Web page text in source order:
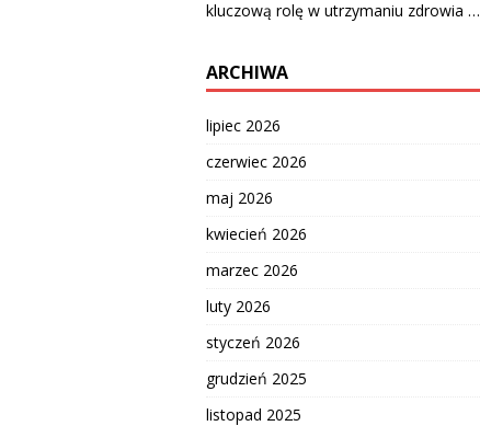
kluczową rolę w utrzymaniu zdrowia …
ARCHIWA
lipiec 2026
czerwiec 2026
maj 2026
kwiecień 2026
marzec 2026
luty 2026
styczeń 2026
grudzień 2025
listopad 2025